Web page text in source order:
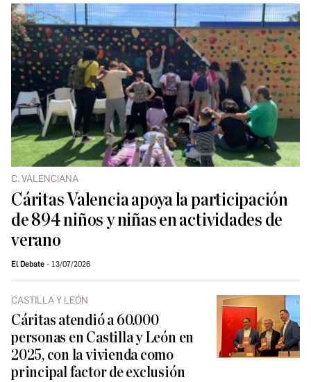
C. VALENCIANA
Cáritas Valencia apoya la participación
de 894 niños y niñas en actividades de
verano
El Debate 13/07/2026
CASTILLA Y LEÓN
Cáritas atendió a 60.000
personas en Castilla y León en
2025, con la vivienda como
principal factor de exclusión